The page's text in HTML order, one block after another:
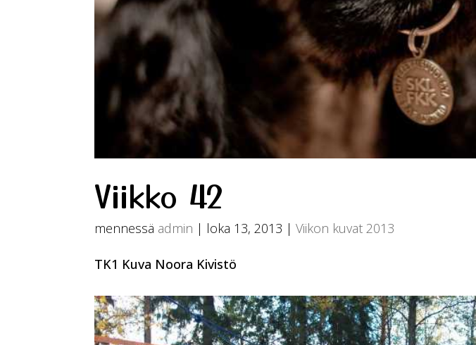
Viikko 42
mennessä admin | loka 13, 2013 |Viikon kuvat 2013
TK1 Kuva Noora Kivistö